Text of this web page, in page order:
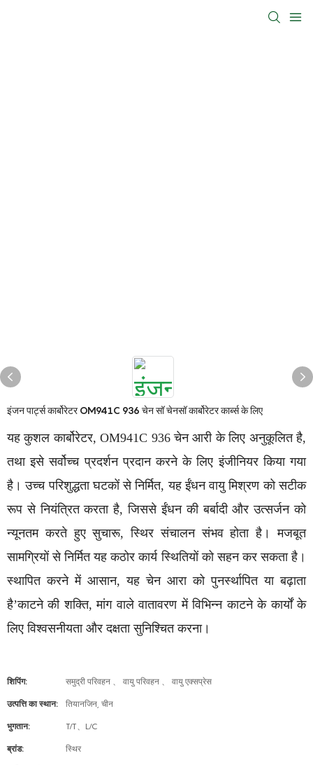
इंजन पार्ट्स कार्बोरेटर OM941C 936 चेन सॉ चेनसॉ कार्बोरेटर कार्ब्स के लिए
यह कुशल कार्बोरेटर, OM941C 936 चेन आरी के लिए अनुकूलित है,
तथा इसे सर्वोच्च प्रदर्शन प्रदान करने के लिए इंजीनियर किया गया
है। उच्च परिशुद्धता घटकों से निर्मित, यह ईंधन वायु मिश्रण को सटीक
रूप से नियंत्रित करता है, जिससे ईंधन की बर्बादी और उत्सर्जन को
न्यूनतम करते हुए सुचारू, स्थिर संचालन संभव होता है। मजबूत
सामग्रियों से निर्मित यह कठोर कार्य स्थितियों को सहन कर सकता है।
स्थापित करने में आसान, यह चेन आरा को पुनर्स्थापित या बढ़ाता
है’काटने की शक्ति, मांग वाले वातावरण में विभिन्न काटने के कार्यों के
लिए विश्वसनीयता और दक्षता सुनिश्चित करना।
शिपिंग: समुद्री परिवहन 、 वायु परिवहन 、 वायु एक्सप्रेस
उत्पत्ति का स्थान: तियानजिन, चीन
भुगतान: T/T、L/C
ब्रांड: स्थिर